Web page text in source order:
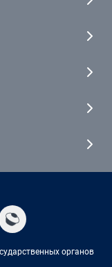
органов